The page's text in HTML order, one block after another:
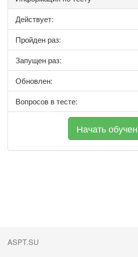
Действует:
Пройден раз:
Запущен раз:
Обновлен:
Вопросов в тесте:
ASPT.SU